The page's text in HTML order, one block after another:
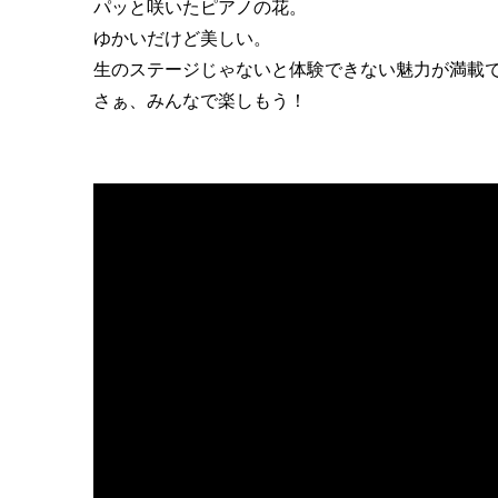
パッと咲いたピアノの花。
ゆかいだけど美しい。
生のステージじゃないと体験できない魅力が満載
さぁ、みんなで楽しもう！